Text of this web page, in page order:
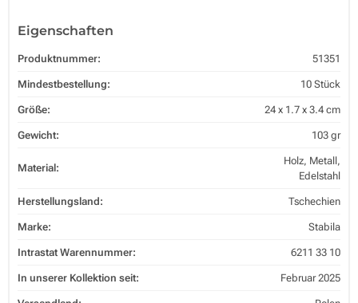
Eigenschaften
Produktnummer: 51351
Mindestbestellung: 10 Stück
Größe: 24 x 1.7 x 3.4 cm
Gewicht: 103 gr
Material:
Holz, Metall,
Edelstahl
Herstellungsland: Tschechien
Marke: Stabila
Intrastat Warennummer: 6211 33 10
In unserer Kollektion seit: Februar 2025